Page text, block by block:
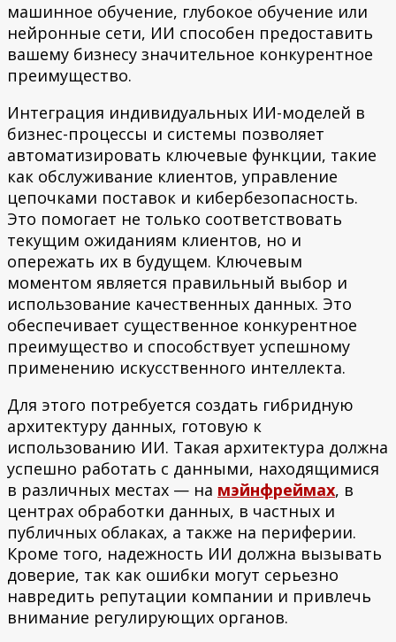
машинное обучение, глубокое обучение или
нейронные сети, ИИ способен предоставить
вашему бизнесу значительное конкурентное
преимущество.
Интеграция индивидуальных ИИ-моделей в
бизнес-процессы и системы позволяет
автоматизировать ключевые функции, такие
как обслуживание клиентов, управление
цепочками поставок и кибербезопасность.
Это помогает не только соответствовать
текущим ожиданиям клиентов, но и
опережать их в будущем. Ключевым
моментом является правильный выбор и
использование качественных данных. Это
обеспечивает существенное конкурентное
преимущество и способствует успешному
применению искусственного интеллекта.
Для этого потребуется создать гибридную
архитектуру данных, готовую к
использованию ИИ. Такая архитектура должна
успешно работать с данными, находящимися
в различных местах — на мэйнфреймах, в
центрах обработки данных, в частных и
публичных облаках, а также на периферии.
Кроме того, надежность ИИ должна вызывать
доверие, так как ошибки могут серьезно
навредить репутации компании и привлечь
внимание регулирующих органов.